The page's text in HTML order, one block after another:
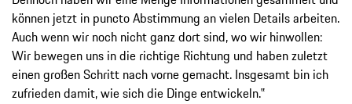
können jetzt in puncto Abstimmung an vielen Details arbeiten.
Auch wenn wir noch nicht ganz dort sind, wo wir hinwollen:
Wir bewegen uns in die richtige Richtung und haben zuletzt
einen großen Schritt nach vorne gemacht. Insgesamt bin ich
zufrieden damit, wie sich die Dinge entwickeln.‟